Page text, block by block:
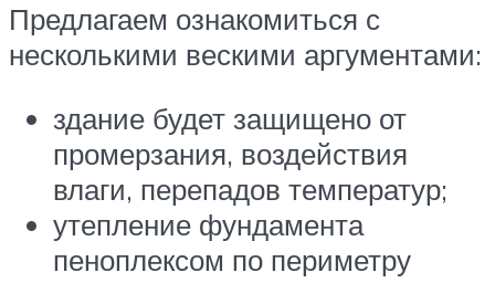
Предлагаем ознакомиться с
несколькими вескими аргументами:
здание будет защищено от
промерзания, воздействия
влаги, перепадов температур;
утепление фундамента
пеноплексом по периметру